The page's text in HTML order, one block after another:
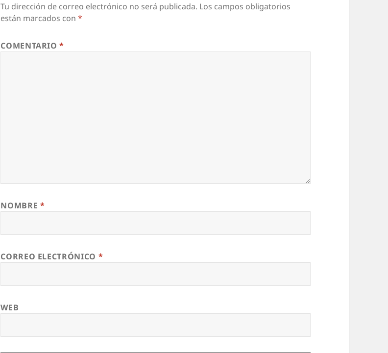
Tu dirección de correo electrónico no será publicada. Los campos obligatorios
están marcados con*
COMENTARIO*
NOMBRE *
CORREO ELECTRÓNICO *
WEB